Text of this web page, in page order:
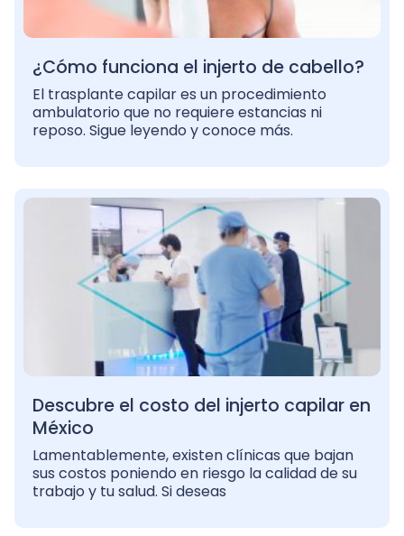
¿Cómo funciona el injerto de cabello?
El trasplante capilar es un procedimiento
ambulatorio que no requiere estancias ni
reposo. Sigue leyendo y conoce más.
Descubre el costo del injerto capilar en
México
Lamentablemente, existen clínicas que bajan
sus costos poniendo en riesgo la calidad de su
trabajo y tu salud. Si deseas